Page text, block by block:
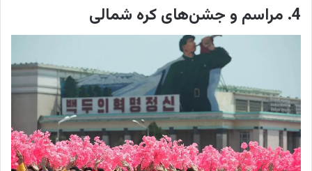
4. مراسم و جشن‌های کره شمالی